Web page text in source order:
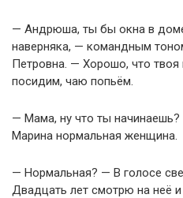
— Андрюша, ты бы окна в
наверняка, — командным
Петровна. — Хорошо, что твоя
посидим, чаю попьём.
— Мама, ну что ты
Марина нормальная женщина.
— Нормальная? — В голосе
Двадцать лет смотрю на неё